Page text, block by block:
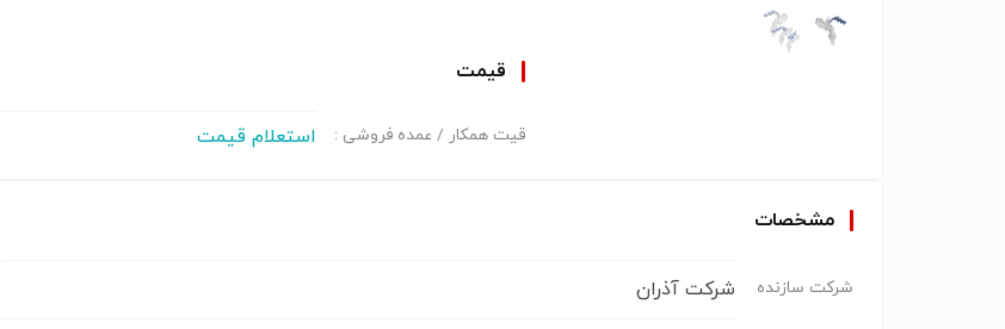
قیمت
قیت همکار / عمده فروشی : استعلام قیمت
مشخصات
شرکت سازنده شرکت آذران